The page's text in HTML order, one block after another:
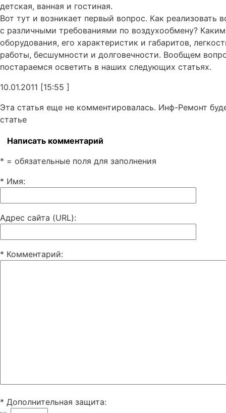
детская, ванная и гостиная.
Вот тут и возникает первый вопрос. Как
с различными требованиями по воздухообмену?
оборудования, его характеристик и габаритов,
работы, бесшумности и долговечности. Вообщем
постараемся осветить в наших следующих статьях.
10.01.2011 [15:55 ]
Эта статья еще не комментировалась. Инф-Ремонт
статье
Написать комментарий
* = обязательные поля для заполнения
* Имя:
Адрес сайта (URL):
* Комментарий:
* Дополнительная защита: